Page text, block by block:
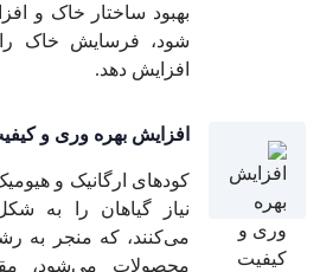
بهبود ساختار خاک و
شود، فرسایش خاک
افزایش دهد.
افزايش بهره وری و
کودهای ارگانیک و
نیاز گیاهان را به
می‌کنند، که منجر به
محصولات می‌شود،